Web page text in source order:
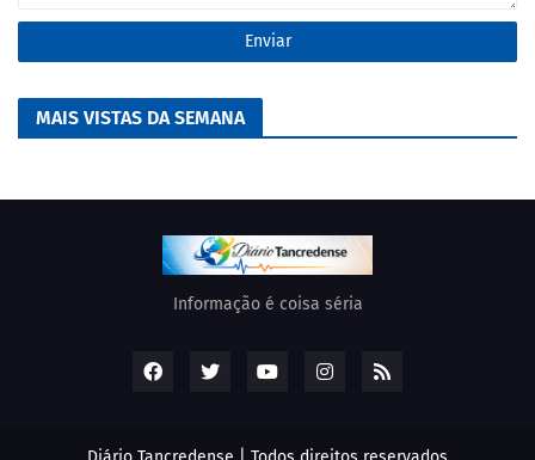
MAIS VISTAS DA SEMANA
Informação é coisa séria